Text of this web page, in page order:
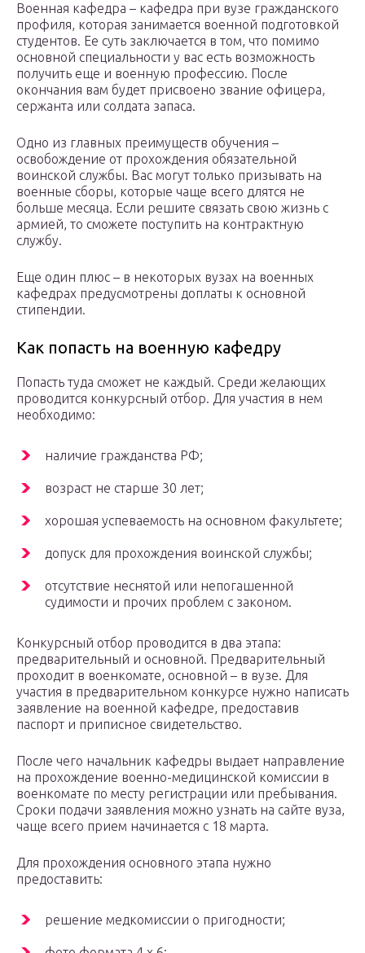
Военная кафедра – кафедра при вузе гражданского
профиля, которая занимается военной подготовкой
студентов. Ее суть заключается в том, что помимо
основной специальности у вас есть возможность
получить еще и военную профессию. После
окончания вам будет присвоено звание офицера,
сержанта или солдата запаса.
Одно из главных преимуществ обучения –
освобождение от прохождения обязательной
воинской службы. Вас могут только призывать на
военные сборы, которые чаще всего длятся не
больше месяца. Если решите связать свою жизнь с
армией, то сможете поступить на контрактную
службу.
Еще один плюс – в некоторых вузах на военных
кафедрах предусмотрены доплаты к основной
стипендии.
Как попасть на военную кафедру
Попасть туда сможет не каждый. Среди желающих
проводится конкурсный отбор. Для участия в нем
необходимо:
наличие гражданства РФ;
возраст не старше 30 лет;
хорошая успеваемость на основном факультете;
допуск для прохождения воинской службы;
отсутствие неснятой или непогашенной
судимости и прочих проблем с законом.
Конкурсный отбор проводится в два этапа:
предварительный и основной. Предварительный
проходит в военкомате, основной – в вузе. Для
участия в предварительном конкурсе нужно написать
заявление на военной кафедре, предоставив
паспорт и приписное свидетельство.
После чего начальник кафедры выдает направление
на прохождение военно-медицинской комиссии в
военкомате по месту регистрации или пребывания.
Сроки подачи заявления можно узнать на сайте вуза,
чаще всего прием начинается с 18 марта.
Для прохождения основного этапа нужно
предоставить:
решение медкомиссии о пригодности;